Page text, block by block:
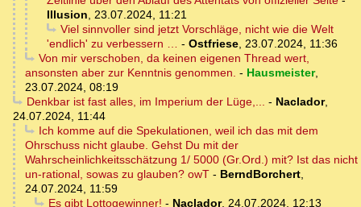
Illusion, 23.07.2024, 11:21
Viel sinnvoller sind jetzt Vorschläge, nicht wie die Welt
'endlich' zu verbessern … - Ostfriese, 23.07.2024, 11:36
Von mir verschoben, da keinen eigenen Thread wert,
ansonsten aber zur Kenntnis genommen. - Hausmeister,
23.07.2024, 08:19
Denkbar ist fast alles, im Imperium der Lüge,... - Naclador,
24.07.2024, 11:44
Ich komme auf die Spekulationen, weil ich das mit dem
Ohrschuss nicht glaube. Gehst Du mit der
Wahrscheinlichkeitsschätzung 1/ 5000 (Gr.Ord.) mit? Ist das nicht
un-rational, sowas zu glauben? owT - BerndBorchert,
24.07.2024, 11:59
Es gibt Lottogewinner! - Naclador, 24.07.2024, 12:13